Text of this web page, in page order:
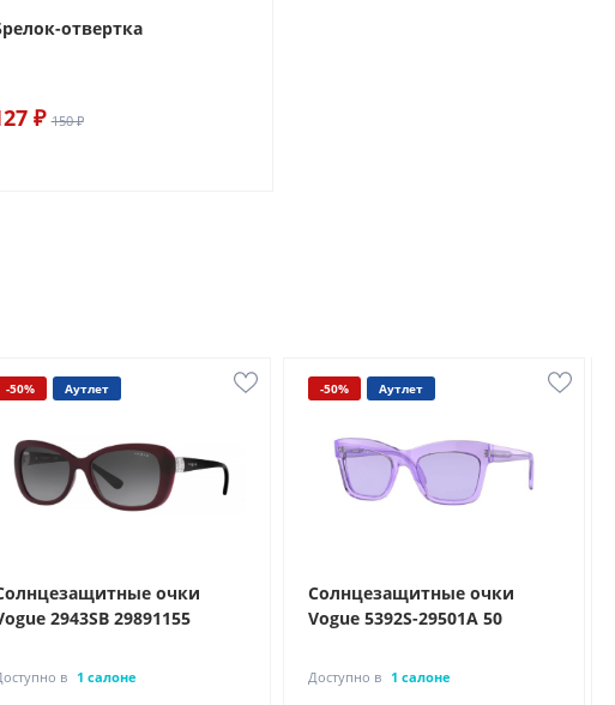
отвертка
₽ 150 ₽
-50% Аутлет
очки
2943SB 29891155
в 1 салоне
-50% Аутлет
Солнцезащитные очки
Vogue 5392S-29501A 50
Доступно в 1 салоне